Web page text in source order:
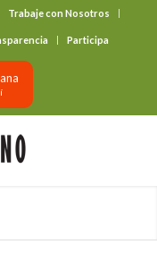
Trabaje con Nosotros
Participa